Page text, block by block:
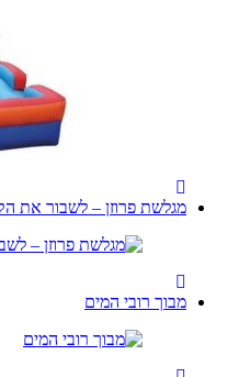
מגלשת פרוזן – לשבור את הקרח
מבוך רובי המים